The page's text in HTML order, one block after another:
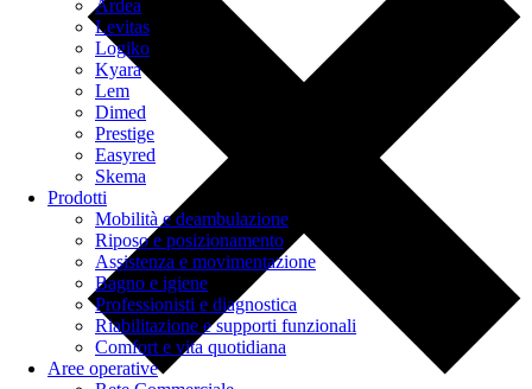
Ardea
Levitas
Logiko
Kyara
Lem
Dimed
Prestige
Easyred
Skema
Prodotti
Mobilità e deambulazione
Riposo e posizionamento
Assistenza e movimentazione
Bagno e igiene
Professionisti e diagnostica
Riabilitazione e supporti funzionali
Comfort e vita quotidiana
Aree operative